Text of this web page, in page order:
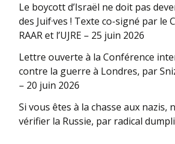
Le boycott d’Israël ne doit pas
des Juif·ves ! Texte co-signé par le
RAAR et l’UJRE – 25 juin 2026
Lettre ouverte à la Conférence
contre la guerre à Londres, par
– 20 juin 2026
Si vous êtes à la chasse aux nazis,
vérifier la Russie, par radical